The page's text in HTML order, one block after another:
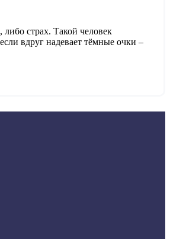
страх. Такой человек
вдруг надевает тёмные очки –